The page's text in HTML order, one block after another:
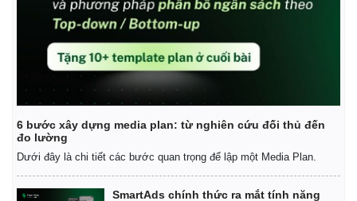
6 bước xây dựng media plan: từ nghiên cứu đối thủ đến
đo lường
Dưới đây là chi tiết các bước quan trọng để lập một Media Plan.
SmartAds chính thức ra mắt tính năng